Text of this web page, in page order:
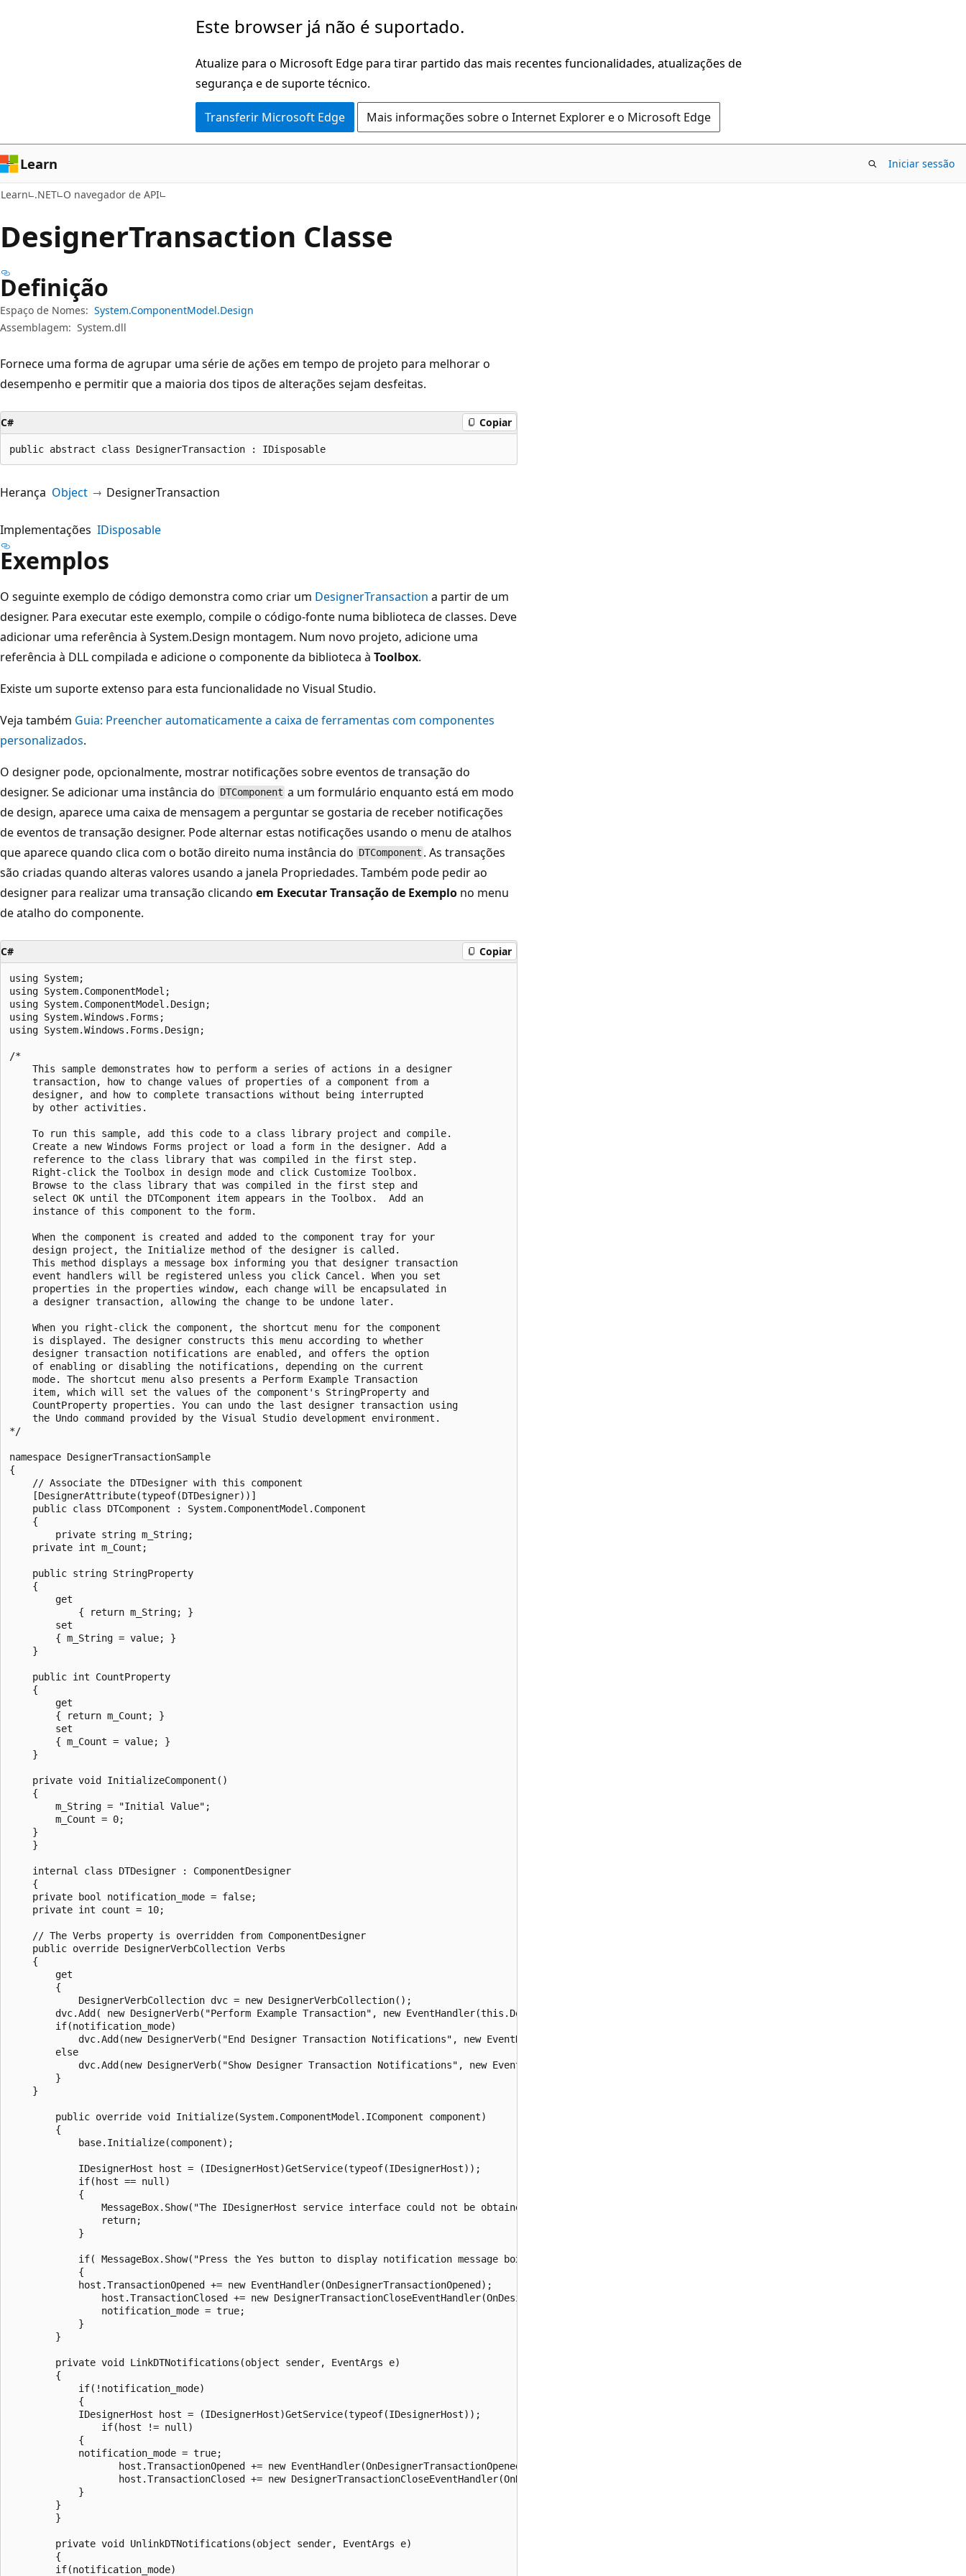
Este browser já não é suportado.
Atualize para o Microsoft Edge para tirar partido das mais recentes funcionalidades, atualizações de
segurança e de suporte técnico.
Transferir Microsoft Edge Mais informações sobre o Internet Explorer e o Microsoft Edge
Learn Iniciar sessão
Learn .NET O navegador de API
DesignerTransaction Classe
Definição
Espaço de Nomes: System.ComponentModel.Design
Assemblagem: System.dll
Fornece uma forma de agrupar uma série de ações em tempo de projeto para melhorar o
desempenho e permitir que a maioria dos tipos de alterações sejam desfeitas.
C# Copiar
public abstract class DesignerTransaction : IDisposable
Herança Object DesignerTransaction
Implementações IDisposable
Exemplos
O seguinte exemplo de código demonstra como criar um DesignerTransaction a partir de um
designer. Para executar este exemplo, compile o código-fonte numa biblioteca de classes. Deve
adicionar uma referência à System.Design montagem. Num novo projeto, adicione uma
referência à DLL compilada e adicione o componente da biblioteca à Toolbox.
Existe um suporte extenso para esta funcionalidade no Visual Studio.
Veja também Guia: Preencher automaticamente a caixa de ferramentas com componentes
personalizados.
O designer pode, opcionalmente, mostrar notificações sobre eventos de transação do
designer. Se adicionar uma instância do DTComponent a um formulário enquanto está em modo
de design, aparece uma caixa de mensagem a perguntar se gostaria de receber notificações
de eventos de transação designer. Pode alternar estas notificações usando o menu de atalhos
que aparece quando clica com o botão direito numa instância do DTComponent . As transações
são criadas quando alteras valores usando a janela Propriedades. Também pode pedir ao
designer para realizar uma transação clicando em Executar Transação de Exemplo no menu
de atalho do componente.
C# Copiar
using System;
using System.ComponentModel;
using System.ComponentModel.Design;
using System.Windows.Forms;
using System.Windows.Forms.Design;
/*
    This sample demonstrates how to perform a series of actions in a designer
    transaction, how to change values of properties of a component from a
    designer, and how to complete transactions without being interrupted
    by other activities.
    To run this sample, add this code to a class library project and compile.
    Create a new Windows Forms project or load a form in the designer. Add a
    reference to the class library that was compiled in the first step.
    Right-click the Toolbox in design mode and click Customize Toolbox.
    Browse to the class library that was compiled in the first step and
    select OK until the DTComponent item appears in the Toolbox.  Add an
    instance of this component to the form.
    When the component is created and added to the component tray for your
    design project, the Initialize method of the designer is called.
    This method displays a message box informing you that designer transaction
    event handlers will be registered unless you click Cancel. When you set
    properties in the properties window, each change will be encapsulated in
    a designer transaction, allowing the change to be undone later.
    When you right-click the component,	the shortcut menu for the component
    is displayed. The designer constructs this menu according to whether
    designer transaction notifications are enabled, and offers the option
    of enabling or disabling the notifications, depending on the current
    mode. The shortcut menu also presents a Perform Example Transaction
    item, which will set the values of the component's StringProperty and
    CountProperty properties. You can undo the last designer transaction using
    the Undo command provided by the Visual Studio development environment.
*/
namespace DesignerTransactionSample
{
    // Associate the DTDesigner with this component
    [DesignerAttribute(typeof(DTDesigner))]
    public class DTComponent : System.ComponentModel.Component
    {
        private string m_String;
    private int m_Count;
    public string StringProperty
    {
        get
            { return m_String; }
        set
        { m_String = value; }
    }
    public int CountProperty
    {
        get
        { return m_Count; }
        set
        { m_Count = value; }
    }
    private void InitializeComponent()
    {
        m_String = "Initial Value";
        m_Count = 0;
    }
    }
    internal class DTDesigner : ComponentDesigner
    {
    private bool notification_mode = false;
    private int count = 10;
    // The Verbs property is overridden from ComponentDesigner
    public override DesignerVerbCollection Verbs
    {
        get
        {
            DesignerVerbCollection dvc = new DesignerVerbCollection();
        dvc.Add( new DesignerVerb("Perform Example Transaction", new EventHandler(this.DoTransaction)) );
        if(notification_mode)
            dvc.Add(new DesignerVerb("End Designer Transaction Notifications", new EventHandler(this.UnlinkDTNotifications)));
        else
            dvc.Add(new DesignerVerb("Show Designer Transaction Notifications", new EventHandler(this.LinkDTNotifications)));				return dvc;
        }
    }
        public override void Initialize(System.ComponentModel.IComponent component)
        {
            base.Initialize(component);
            IDesignerHost host = (IDesignerHost)GetService(typeof(IDesignerHost));
            if(host == null)
            {
                MessageBox.Show("The IDesignerHost service interface could not be obtained.");
                return;
            }
if( MessageBox.Show("Press the Yes button to display notification message boxes for the designer transaction opened and closed notifications.","Link
            {
            host.TransactionOpened += new EventHandler(OnDesignerTransactionOpened);
                host.TransactionClosed += new DesignerTransactionCloseEventHandler(OnDesignerTransactionClosed);
                notification_mode = true;
            }
        }
        private void LinkDTNotifications(object sender, EventArgs e)
        {
            if(!notification_mode)
            {
            IDesignerHost host = (IDesignerHost)GetService(typeof(IDesignerHost));
                if(host != null)
            {
            notification_mode = true;
                   host.TransactionOpened += new EventHandler(OnDesignerTransactionOpened);
                   host.TransactionClosed += new DesignerTransactionCloseEventHandler(OnDesignerTransactionClosed);
            }
        }
        }
        private void UnlinkDTNotifications(object sender, EventArgs e)
        {
        if(notification_mode)